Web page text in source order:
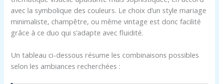
avec la symbolique des couleurs. Le choix d’un style mariage
minimaliste, champêtre, ou même vintage est donc facilité
grâce à ce duo qui s’adapte avec fluidité.
Un tableau ci-dessous résume les combinaisons possibles
selon les ambiances recherchées :